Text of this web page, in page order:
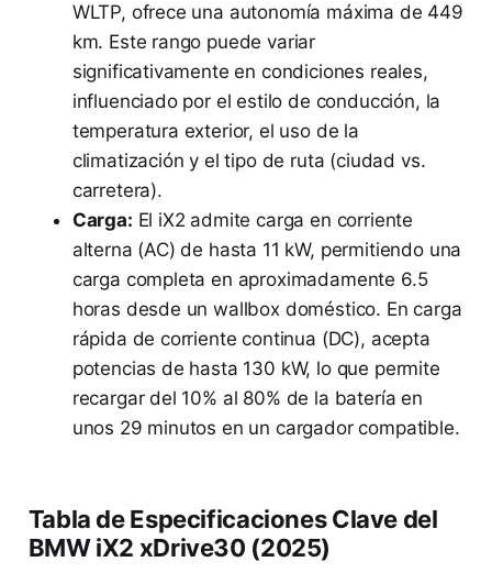
WLTP, ofrece una autonomía máxima de 449
km. Este rango puede variar
significativamente en condiciones reales,
influenciado por el estilo de conducción, la
temperatura exterior, el uso de la
climatización y el tipo de ruta (ciudad vs.
carretera).
Carga: El iX2 admite carga en corriente
alterna (AC) de hasta 11 kW, permitiendo una
carga completa en aproximadamente 6.5
horas desde un wallbox doméstico. En carga
rápida de corriente continua (DC), acepta
potencias de hasta 130 kW, lo que permite
recargar del 10% al 80% de la batería en
unos 29 minutos en un cargador compatible.
Tabla de Especificaciones Clave del
BMW iX2 xDrive30 (2025)